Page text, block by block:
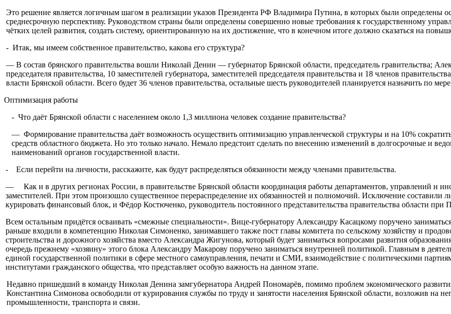
Это решение является логичным шагом в реализа­ции указов Президента РФ Владимира Путина, в кото­рых были определены
среднесрочную перспек­тиву. Руководством страны были определены совершен­но новые требования к госу­дарственному
чётких целей развития, создать систему, ориентированную на их достижение, что в конечном итоге должно сказаться на
- Итак, мы имеем собственное правительство, какова его структура?
— В состав брянского правительства вошли Николай Денин — губернатор Брян­ской области, председатель гравительства;
председа­теля правительства, 10 заместителей губернато­ра, заместителей пред­седателя правительства и 18 членов
власти Брянской области. Всего будет 36 членов правительства, остальные шесть руко­водителей планирует­ся назначить по
Оптимизация работы
- Что даёт Брянской облас­ти с населением около 1,3 миллиона человек создание правительства?
— Формирование прави­тельства даёт возможность осуществить оптимизацию управленческой структуры и на 10%
средств областного бюдже­та. Но это только начало. Немало предстоит сделать по внесению изменений в дол­госрочные и
наименова­ний органов государственной власти.
- Если перейти на личности, расскажите, как будут распре­деляться обязанности между членами правительства.
— Как и в других регио­нах России, в правительстве Брянской области координа­ция работы департаментов, управлений и
замести­телей. При этом произошло существенное перераспре­деление их обязанностей и полномочий. Исключение составили
кури­ровать финансовый блок, и Фёдор Костюченко, руко­водитель постоянного пред­ставительства правительства области при
Всем остальным придёт­ся осваивать «смежные спе­циальности». Вице-губернатору Александру Касацкому поручено
раньше входили в компе­тенцию Николая Симоненко, занимавшего также пост главы комитета по сельскому хозяйству и
строительства и дорожного хозяйства вместо Александра Жигунова, кото­рый будет заниматься вопро­сами развития
очередь прежнему «хозяину» этого блока Александ­ру Макарову поручено заниматься внутрен­ней политикой. Глав­ным в
единой государс­твенной политики в сфере местного самоуправления, печати и СМИ, взаимодействие с политически­ми
инсти­тутами граждан­ского общества, что представляет осо­бую важность на дан­ном этапе.
Недавно пришед­ший в команду Нико­лая Денина замгубернатора Андрей Поно­марёв, помимо проблем экономического
Константина Симонова освободили от курирования службы по труду и занятости населения Брянской облас­ти, возложив на
промыш­ленности, транспорта и связи.